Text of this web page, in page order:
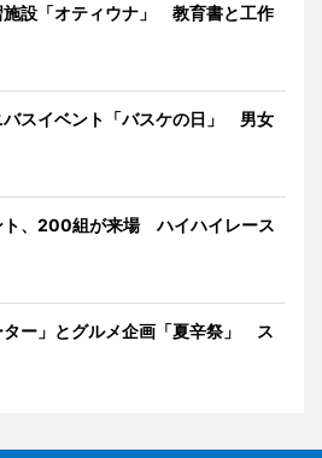
施設「オティウナ」 教育書と工作
バスイベント「バスケの日」 男女
ト、200組が来場 ハイハイレース
ター」とグルメ企画「夏辛祭」 ス